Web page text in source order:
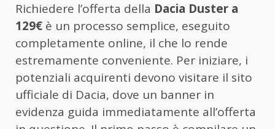
Richiedere l’offerta della Dacia Duster a
129€ è un processo semplice, eseguito
completamente online, il che lo rende
estremamente conveniente. Per iniziare, i
potenziali acquirenti devono visitare il sito
ufficiale di Dacia, dove un banner in
evidenza guida immediatamente all’offerta